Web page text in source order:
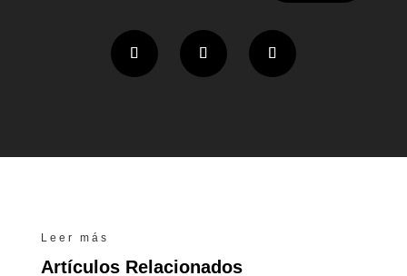
Leer más
Artículos Relacionados